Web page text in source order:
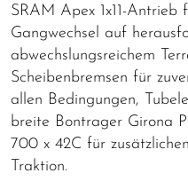
SRAM Apex 1x11-Antrieb
Gangwechsel auf
abwechslungsreichem
Scheibenbremsen für
allen Bedingungen,
breite Bontrager Girona
700 x 42C für
Traktion.